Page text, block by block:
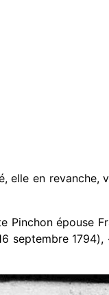
elle en
épouse
septembre